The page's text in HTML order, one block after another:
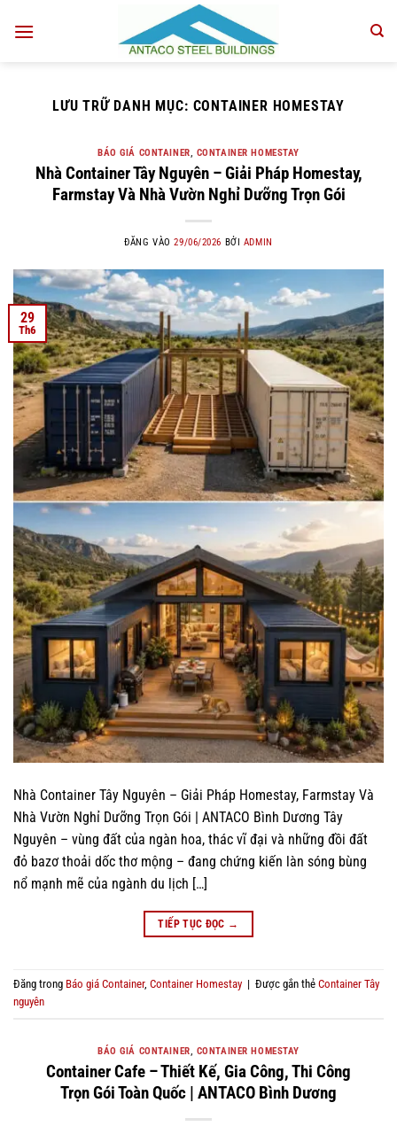
qua
LƯU TRỮ DANH MỤC: CONTAINER HOMESTAY
BÁO GIÁ CONTAINER, CONTAINER HOMESTAY
Nhà Container Tây Nguyên – Giải Pháp Homestay,
Farmstay Và Nhà Vườn Nghỉ Dưỡng Trọn Gói
ĐĂNG VÀO29/06/2026 BỞI ADMIN
29
Th6
Nhà Container Tây Nguyên – Giải Pháp Homestay, Farmstay Và
Nhà Vườn Nghỉ Dưỡng Trọn Gói | ANTACO Bình Dương Tây
Nguyên – vùng đất của ngàn hoa, thác vĩ đại và những đồi đất
đỏ bazơ thoải dốc thơ mộng – đang chứng kiến làn sóng bùng
nổ mạnh mẽ của ngành du lịch […]
TIẾP TỤC ĐỌC →
Đăng trong Báo giá Container, Container Homestay | Được gắn thẻ Container Tây
nguyên
BÁO GIÁ CONTAINER, CONTAINER HOMESTAY
Container Cafe – Thiết Kế, Gia Công, Thi Công
Trọn Gói Toàn Quốc | ANTACO Bình Dương